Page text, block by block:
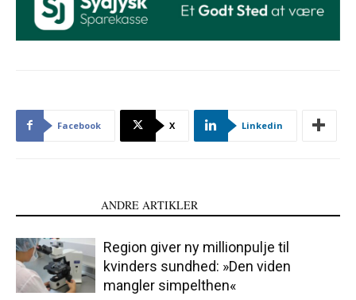
Facebook X Linkedin
ANDRE ARTIKLER
Region giver ny millionpulje til
kvinders sundhed: »Den viden
mangler simpelthen«